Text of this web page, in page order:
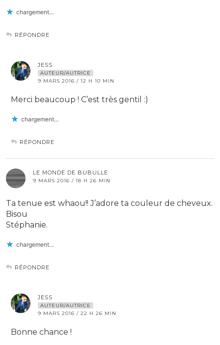
chargement…
RÉPONDRE
JESS
AUTEUR/AUTRICE
9 MARS 2016 / 12 H 10 MIN
Merci beaucoup ! C’est très gentil :)
chargement…
RÉPONDRE
LE MONDE DE BUBULLE
9 MARS 2016 / 18 H 26 MIN
Ta tenue est whaou!! J’adore ta couleur de cheveux.
Bisou
Stéphanie.
chargement…
RÉPONDRE
JESS
AUTEUR/AUTRICE
9 MARS 2016 / 22 H 26 MIN
Bonne chance !